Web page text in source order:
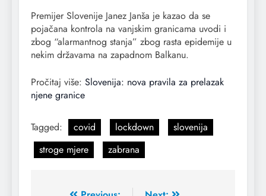
Premijer Slovenije Janez Janša je kazao da se
pojačana kontrola na vanjskim granicama uvodi i
zbog “alarmantnog stanja” zbog rasta epidemije u
nekim državama na zapadnom Balkanu.
Pročitaj više: Slovenija: nova pravila za prelazak
njene granice
Tagged: covid lockdown
slovenija
stroge mjere
zabrana